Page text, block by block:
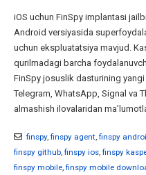
iOS uchun FinSpy implantasi
Android versiyasida
uchun ekspluatatsiya mavjud.
qurilmadagi barcha
FinSpy josuslik dasturining
Telegram, WhatsApp, Signal va
almashish ilovalaridan
finspy, finspy agent, finspy
finspy github, finspy ios, finspy
finspy mobile, finspy mobile